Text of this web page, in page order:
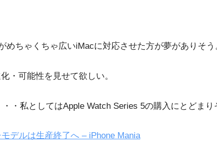
ちゃくちゃ広いiMacに対応させた方が夢がありそう
・可能性を見せて欲しい。
・私としてはApple Watch Series 5の購入にとどまり
デルは生産終了へ – iPhone Mania